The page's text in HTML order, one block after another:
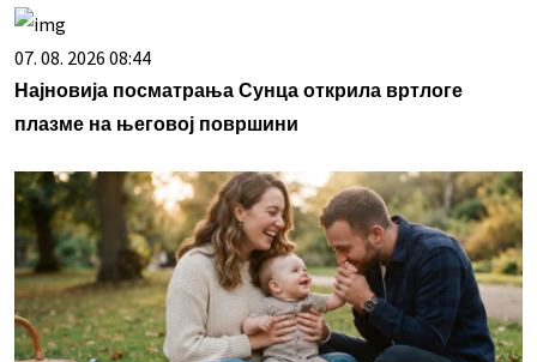
07. 08. 2026 08:44
Најновија посматрања Сунца открила вртлоге
плазме на његовој површини